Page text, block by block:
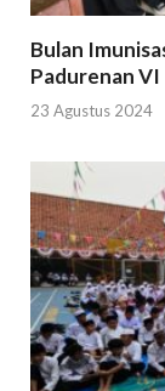
Bulan
Padurenan VI
23 Agustus 2024